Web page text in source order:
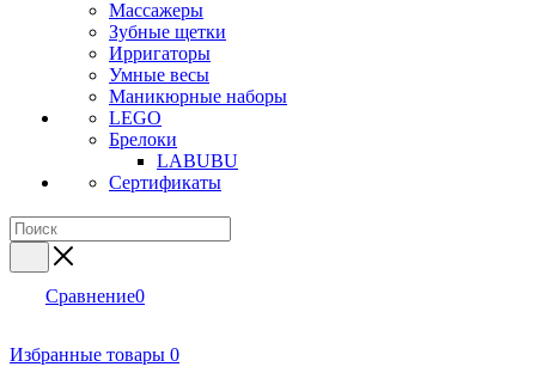
Массажеры
Зубные щетки
Ирригаторы
Умные весы
Маникюрные наборы
LEGO
Брелоки
LABUBU
Сертификаты
Сравнение0
Избранные товары 0